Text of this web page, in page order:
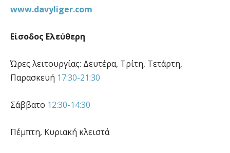
www.davyliger.com
Είσοδος Ελεύθερη
Ώρες λειτουργίας: Δευτέρα, Τρίτη, Τετάρτη,
Παρασκευή 17:30-21:30
Σάββατο 12:30-14:30
Πέμπτη, Κυριακή κλειστά